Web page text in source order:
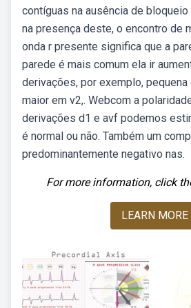
contíguas na ausência de bloqueio
na presença deste, o encontro de
onda r presente significa que a
parede é mais comum ela ir
derivações, por exemplo, pequena
maior em v2,. Webcom a
derivações d1 e avf podemos
é normal ou não. Também um
predominantemente negativo nas.
For more information, click
LEARN MORE